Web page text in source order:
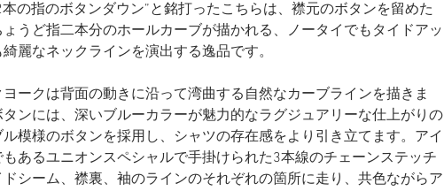
本の指のボタンダウン”と銘打ったこちらは、襟元のボタンを留めた
ょうど指二本分のホールカーブが描かれる、ノータイでもタイドアッ
麗なネックラインを演出する逸品です。
ークは背面の動きに沿って湾曲する自然なカーブラインを描きま
ンには、深いブルーカラーが魅力的なラグジュアリーな仕上がりの
ル模様のボタンを採用し、シャツの存在感をより引き立てます。アイ
もあるユニオンスペシャルで手掛けられた3本線のチェーンステッチ
ドシーム、襟裏、袖のラインのそれぞれの箇所に走り、共色ながらア